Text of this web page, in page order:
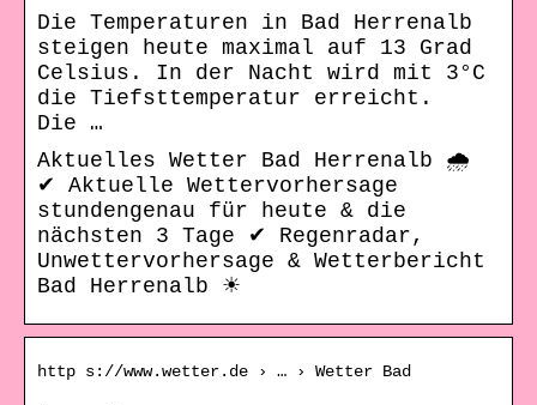
Die Temperaturen in Bad Herrenalb
steigen heute maximal auf 13 Grad
Celsius. In der Nacht wird mit 3°C
die Tiefsttemperatur erreicht.
Die …
Aktuelles Wetter Bad Herrenalb 🌧️
✔ Aktuelle Wettervorhersage
stundengenau für heute & die
nächsten 3 Tage ✔ Regenradar,
Unwettervorhersage & Wetterbericht
Bad Herrenalb ☀
http s://www.wetter.de › … › Wetter Bad